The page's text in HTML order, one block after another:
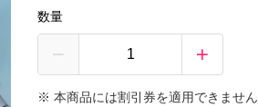
数量
※ 本商品には割引券を適用できません